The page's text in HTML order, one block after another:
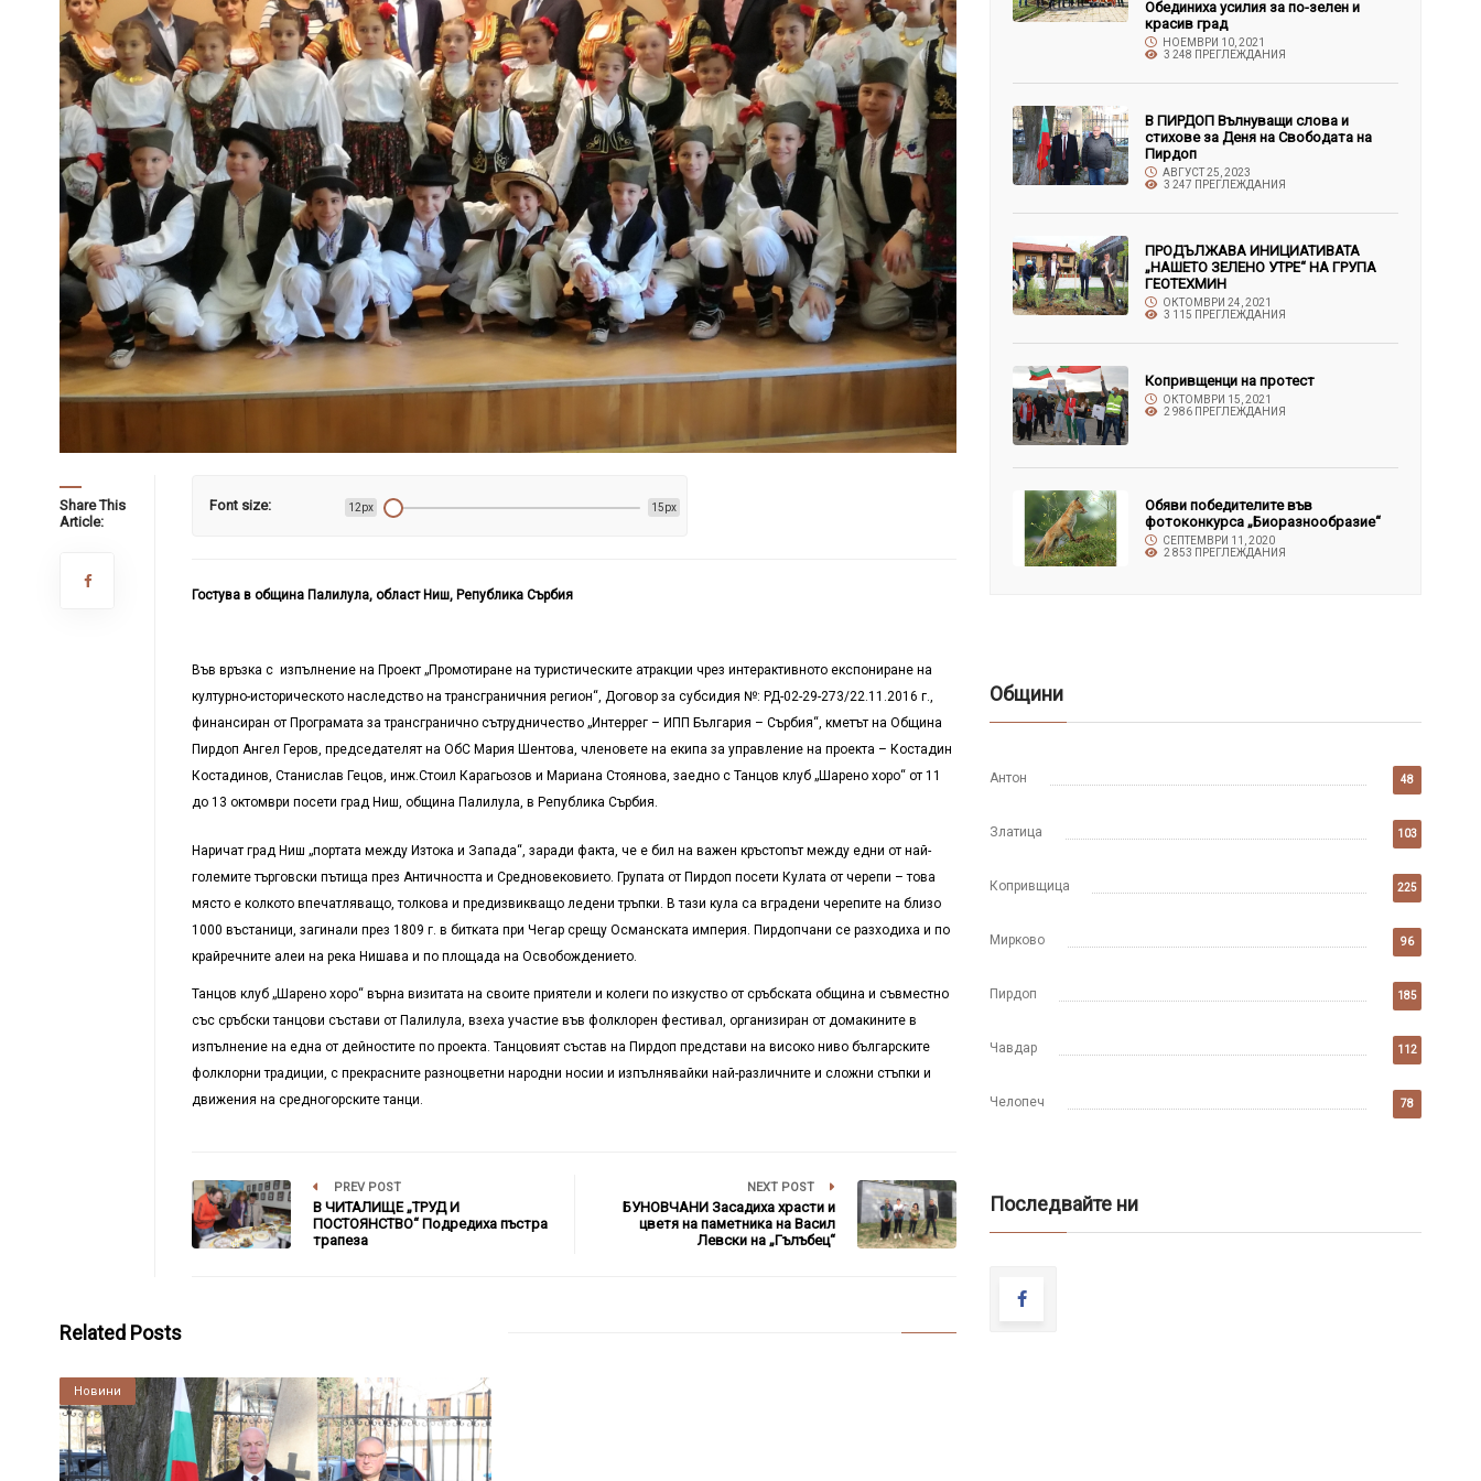
Share This
Article:
Font size: 12px 15px
Гостува в община Палилула, област Ниш, Република Сърбия
Във връзка с изпълнение на Проект „Промотиране на туристическите атракции чрез интерактивното експониране на
културно-историческото наследство на трансграничния регион“, Договор за субсидия №: РД-02-29-273/22.11.2016 г.,
финансиран от Програмата за трансгранично сътрудничество „Интеррег – ИПП България – Сърбия“, кметът на Община
Пирдоп Ангел Геров, председателят на ОбС Мария Шентова, членовете на екипа за управление на проекта – Костадин
Костадинов, Станислав Гецов, инж.Стоил Карагьозов и Мариана Стоянова, заедно с Танцов клуб „Шарено хоро“ от 11
до 13 октомври посети град Ниш, община Палилула, в Република Сърбия.
Наричат град Ниш „портата между Изтока и Запада“, заради факта, че е бил на важен кръстопът между едни от най-
големите търговски пътища през Античността и Средновековието. Групата от Пирдоп посети Кулата от черепи – това
място е колкото впечатляващо, толкова и предизвикващо ледени тръпки. В тази кула са вградени черепите на близо
1000 въстаници, загинали през 1809 г. в битката при Чегар срещу Османската империя. Пирдопчани се разходиха и по
крайречните алеи на река Нишава и по площада на Освобождението.
Танцов клуб „Шарено хоро“ върна визитата на своите приятели и колеги по изкуство от сръбската община и съвместно
със сръбски танцови състави от Палилула, взеха участие във фолклорен фестивал, организиран от домакините в
изпълнение на една от дейностите по проекта. Танцовият състав на Пирдоп представи на високо ниво българските
фолклорни традиции, с прекрасните разноцветни народни носии и изпълнявайки най-различните и сложни стъпки и
движения на средногорските танци.
PREV POST
В ЧИТАЛИЩЕ „ТРУД И
ПОСТОЯНСТВО“ Подредиха пъстра
трапеза
NEXT POST
БУНОВЧАНИ Засадиха храсти и
цветя на паметника на Васил
Левски на „Гълъбец“
Related Posts
Култура
Новини
Обединиха усилия за по-зелен и
красив град
НОЕМВРИ 10, 2021
3 248 ПРЕГЛЕЖДАНИЯ
В ПИРДОП Вълнуващи слова и
стихове за Деня на Свободата на
Пирдоп
АВГУСТ 25, 2023
3 247 ПРЕГЛЕЖДАНИЯ
ПРОДЪЛЖАВА ИНИЦИАТИВАТА
„НАШЕТО ЗЕЛЕНО УТРЕ“ НА ГРУПА
ГЕОТЕХМИН
ОКТОМВРИ 24, 2021
3 115 ПРЕГЛЕЖДАНИЯ
Копривщенци на протест
ОКТОМВРИ 15, 2021
2 986 ПРЕГЛЕЖДАНИЯ
Обяви победителите във
фотоконкурса „Биоразнообразие“
СЕПТЕМВРИ 11, 2020
2 853 ПРЕГЛЕЖДАНИЯ
Общини
Антон 48
Златица 103
Копривщица 225
Мирково 96
Пирдоп 185
Чавдар 112
Челопеч 78
Последвайте ни